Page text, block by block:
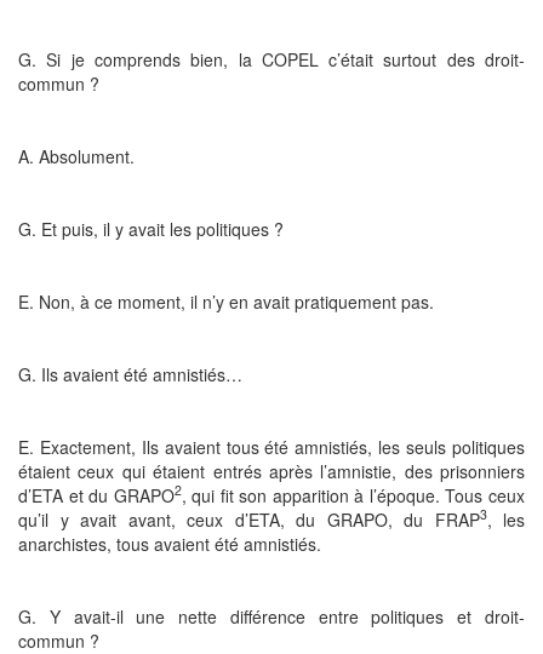
G. Si je comprends bien, la COPEL c’était surtout des droit-
commun ?
A. Absolument.
G. Et puis, il y avait les politiques ?
E. Non, à ce moment, il n’y en avait pratiquement pas.
G. Ils avaient été amnistiés…
E. Exactement, Ils avaient tous été amnistiés, les seuls politiques
étaient ceux qui étaient entrés après l’amnistie, des prisonniers
d’ETA et du GRAPO2, qui fit son apparition à l’époque. Tous ceux
qu’il y avait avant, ceux d’ETA, du GRAPO, du FRAP3, les
anarchistes, tous avaient été amnistiés.
G. Y avait-il une nette différence entre politiques et droit-
commun ?